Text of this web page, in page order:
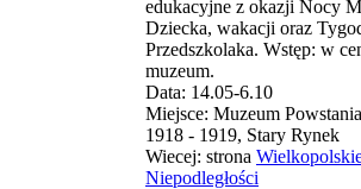
edukacyjne z okazji Nocy
Dziecka, wakacji oraz
Przedszkolaka. Wstęp: w
muzeum.
Data: 14.05-6.10
Miejsce: Muzeum
1918 - 1919, Stary Rynek
Wiecej: strona
Niepodległości